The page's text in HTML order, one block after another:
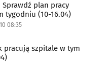
plan pracy
tygodniu (10-16.04)
08:35
pracują szpitale w tym